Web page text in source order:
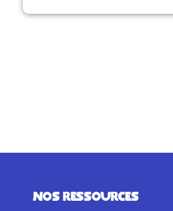
NOS RESSOURCES